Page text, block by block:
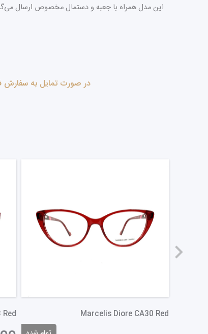
این مدل همراه با جعبه و دستمال مخصوص ارسال
در صورت تمایل به سفارش
Marcelis Diore CA30 Red